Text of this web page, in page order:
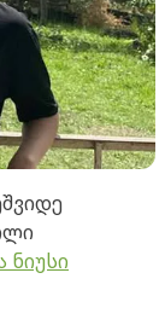
ნიუსი